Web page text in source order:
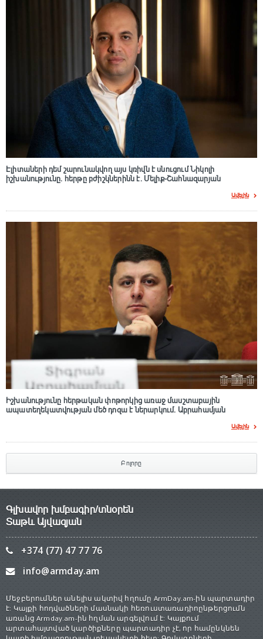
Էլիտաների դեմ շարունակվող այս կռիվն է սնուցում Նիկոլի
իշխանությունը. հերթը բժիշկներինն է. Մելիք-Շահնազարյան
Ավելին
Իշխանությունը հերթական փոթորկից առաջ մասշտաբային
ապատեղեկատվության մեծ դnզա է ներարկում․ Աբրահամյան
Ավելին
Բոլորը
Գլխավոր խմբագիր/տնօրեն
Տաթև Այվազյան
+374 (77) 47 77 76
info@armday.am
Մեջբերումներ անելիս ակտիվ հղումը ArmDay.am-ին պարտադիր
է: Կայքի հոդվածների մասնակի հեռուստառադիոընթերցումն
առանց Armday.am-ին հղման արգելվում է: Կայքում
արտահայտված կարծիքները պարտադիր չէ, որ համընկնեն